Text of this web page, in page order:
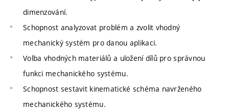
dimenzování.
Schopnost analyzovat problém a zvolit vhodný
mechanický systém pro danou aplikaci.
Volba vhodných materiálů a uložení dílů pro správnou
funkci mechanického systému.
Schopnost sestavit kinematické schéma navrženého
mechanického systému.